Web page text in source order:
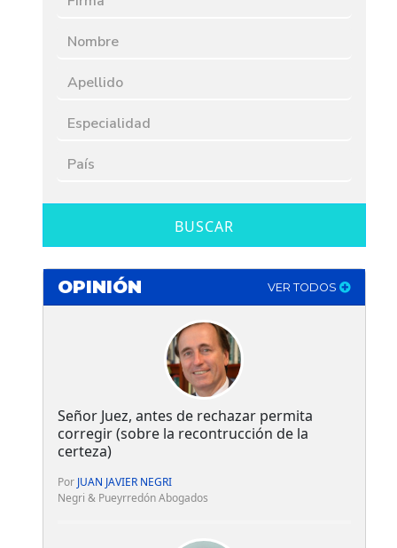
BUSCAR
OPINIÓN VER TODOS
Señor Juez, antes de rechazar permita
corregir (sobre la recontrucción de la
certeza)
Por JUAN JAVIER NEGRI
Negri & Pueyrredón Abogados